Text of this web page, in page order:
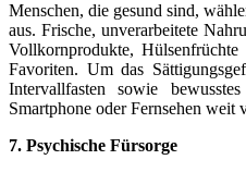
Menschen, die gesund sind,
aus. Frische, unverarbeitete
Vollkornprodukte,
Favoriten. Um das
Intervallfasten sowie
Smartphone oder Fernsehen weit
7. Psychische Fürsorge